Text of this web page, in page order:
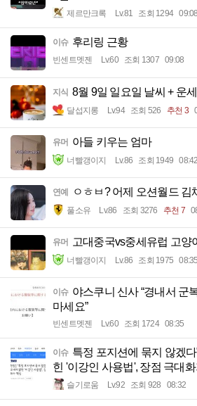
제르만크록 Lv.81 조회 1294 09:08
이슈 후리링 근황
빈센트멧젠 Lv.60 조회 1307 09:08
지식 8월 9일 일요일 날씨 + 운세
달섭지롱 Lv.94 조회 526 추천 3
유머 아들 키우는 엄마
너빨갱이지 Lv.86 조회 1949 08:42
연예 ㅇㅎㅂ? 어제 오션월드 김
풀소유 Lv.86 조회 3276 추천 7
유머 고대중국vs중세유럽 고양
너빨갱이지 Lv.86 조회 1975 08:35
이슈 야스쿠니 신사 “경내서 군
마세요”
빈센트멧젠 Lv.60 조회 1724 08:35
이슈 특정 포지션에 묶지 않겠
힌 '이강인 사용법', 장점 극대
슬기로움 Lv.92 조회 928 08:32